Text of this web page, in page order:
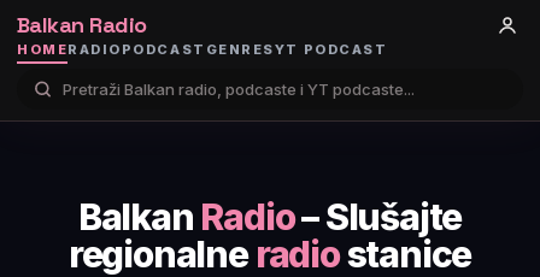
Balkan Radio
HOMERADIO PODCAST GENRESYT PODCAST
Balkan Radio– Slušajte
regionalneradiostanice